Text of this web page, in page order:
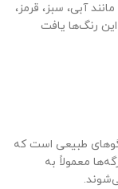
آبی، سبز، قرمز،
این رنگ‌ها یافت
طبیعی است که
معمولاً به